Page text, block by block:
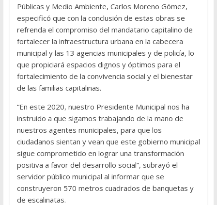
Públicas y Medio Ambiente, Carlos Moreno Gómez,
especificó que con la conclusión de estas obras se
refrenda el compromiso del mandatario capitalino de
fortalecer la infraestructura urbana en la cabecera
municipal y las 13 agencias municipales y de policía, lo
que propiciará espacios dignos y óptimos para el
fortalecimiento de la convivencia social y el bienestar
de las familias capitalinas.
“En este 2020, nuestro Presidente Municipal nos ha
instruido a que sigamos trabajando de la mano de
nuestros agentes municipales, para que los
ciudadanos sientan y vean que este gobierno municipal
sigue comprometido en lograr una transformación
positiva a favor del desarrollo social”, subrayó el
servidor público municipal al informar que se
construyeron 570 metros cuadrados de banquetas y
de escalinatas.